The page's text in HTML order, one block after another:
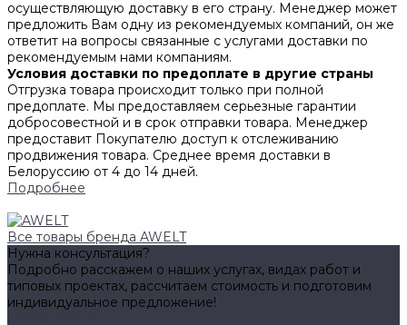
осуществляющую доставку в его страну. Менеджер может
предложить Вам одну из рекомендуемых компаний, он же
ответит на вопросы связанные с услугами доставки по
рекомендуемым нами компаниям.
Условия доставки по предоплате в другие страны
Отгрузка товара происходит только при полной
предоплате. Мы предоставляем серьезные гарантии
добросовестной и в срок отправки товара. Менеджер
предоставит Покупателю доступ к отслеживанию
продвижения товара. Среднее время доставки в
Белоруссию от 4 до 14 дней.
Подробнее
Все товары бренда AWELT
Нужна консультация?
Подробно расскажем о наших услугах, видах работ и
типовых проектах, рассчитаем стоимость и подготовим
индивидуальное предложение!